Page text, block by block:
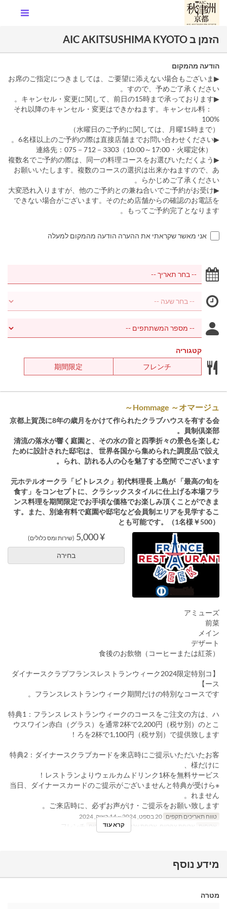
הזמן ב AIC AKITSUSHIMA KYOTO
הודעה מהמקום
▶お席のご指定につきましては、ご要望に添えない場合もございま
すので、予めご了承ください。
▶キャンセル・変更に関して、前日の15時まで承っております。
それ以降のキャンセル・変更はできかねます。キャンセル料：
100%
（水曜日のご予約に関しては、月曜15時まで）
▶6名様以上のご予約の際は直接店舗までお問い合わせください。
▶複数名でご予約の際は、同一の料理コースをお選びいただくよう
お願いいたします。複数のコースの選択は出来かねますので、あ
らかじめご了承ください。
▶大変恐れ入りますが、他のご予約との兼ね合いでご予約がお受け
できない場合がございます。そのため店舗からの確認のお電話を
もってご予約完了となります。
אני מאשר שקראתי את ההערה הודעה מהמקום למעלה
קטגוריה
フレンチ
期間限定
Hommage ～オマージュ～
京都上賀茂に8年の歳月をかけて作られたクラブハウスを有する会
員制倶楽部。
清流の落水が響く庭園と、その水の音と四季折々の景色を楽しむ
ために設計された邸宅は、 世界各国から集められた調度品で設え
られ、訪れる人の心を魅了する空間でございます。
元ホテルオークラ「ピトレスク」初代料理長 上島が 「最高の旬を
食す」をコンセプトに、クラシックスタイルに仕上げる本場フラ
ンス料理を期間限定でお手頃な価格でお楽しみ頂くことができま
す。また、別途有料で庭園や邸宅など会員制エリアを見学するこ
とも可能です。（1名様￥500）
¥ 5,000 (שירות ומס כלולים)
בחירה
アミューズ
前菜
メイン
デザート
食後のお飲物（コーヒーまたは紅茶）
【ダイナースクラブフランスレストランウィーク2024限定特別コ
ース】
フランスレストランウィーク期間だけの特別なコースです。
特典1：フランス レストランウィークのコースをご注文の方は、ハ
ウスワイン赤白（グラス）を通常2杯で2,200円（税サ別）のとこ
ろを2杯で1,100円（税サ別）で提供致します！
特典2：ダイナースクラブカードを来店時にご提示いただいたお客
様だけに、
レストランよりウェルカムドリンク1杯を無料サービス！
※当日、ダイナースカードのご提示がございませんと特典が受けら
れません。
ご来店時に、必ずお声がけ・ご提示をお願い致します。
טווח תאריכים תקפים
ארוחות ארוחת צהריים, ארוחת ערב קטגוריית מקום
קרא עוד
מידע נוסף
מטרה